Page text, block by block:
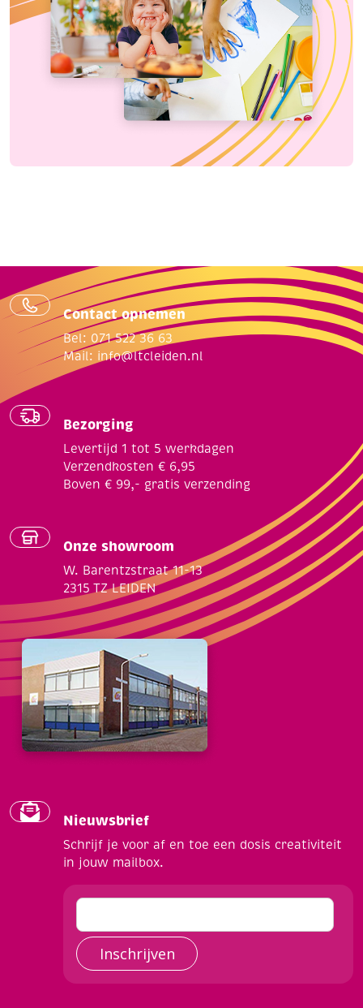
Contact opnemen
Bel: 071 522 36 63
Mail: info@ltcleiden.nl
Bezorging
Levertijd 1 tot 5 werkdagen
Verzendkosten € 6,95
Boven € 99,- gratis verzending
Onze showroom
W. Barentzstraat 11-13
2315 TZ LEIDEN
Nieuwsbrief
Schrijf je voor af en toe een dosis creativiteit
in jouw mailbox.
Inschrijven